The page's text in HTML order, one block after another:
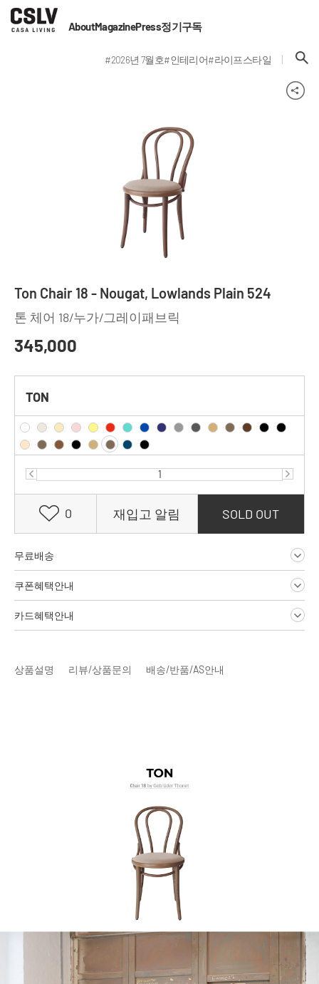
AboutMagazinePress정기구독
#2026년 7월호#인테리어#라이프스타일
Ton Chair 18 - Nougat, Lowlands Plain 524
톤 체어 18/누가/그레이패브릭
345,000
TON
0 재입고 알림 SOLD OUT
무료배송
쿠폰혜택안내
카드혜택안내
상품설명 리뷰/상품문의 배송/반품/AS안내